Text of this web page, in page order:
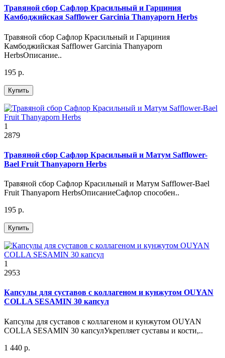
Травяной сбор Сафлор Красильный и Гарциния
Камбоджийская Safflower Garcinia Thanyaporn Herbs
Травяной сбор Сафлор Красильный и Гарциния
Камбоджийская Safflower Garcinia Thanyaporn
HerbsОписание..
195 р.
Купить
1
2879
Травяной сбор Сафлор Красильный и Матум Safflower-
Bael Fruit Thanyaporn Herbs
Травяной сбор Сафлор Красильный и Матум Safflower-Bael
Fruit Thanyaporn HerbsОписаниеСафлор способен..
195 р.
Купить
1
2953
Капсулы для суставов с коллагеном и кунжутом OUYAN
COLLA SESAMIN 30 капсул
Капсулы для суставов с коллагеном и кунжутом OUYAN
COLLA SESAMIN 30 капсулУкрепляет суставы и кости,..
1 440 р.